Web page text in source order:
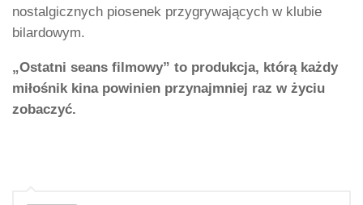
nostalgicznych piosenek przygrywających w klubie
bilardowym.
„Ostatni seans filmowy” to produkcja, którą każdy
miłośnik kina powinien przynajmniej raz w życiu
zobaczyć.